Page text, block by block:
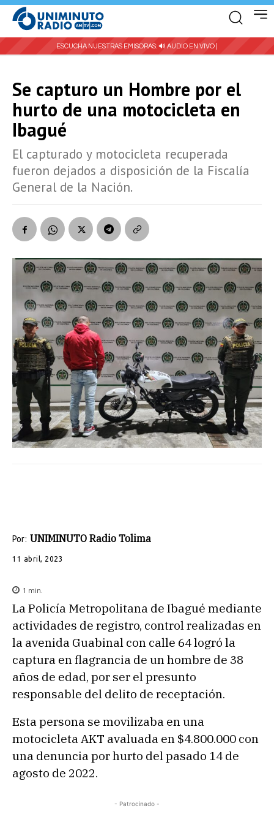
ESCUCHA NUESTRAS EMISORAS: 🔊 AUDIO EN VIVO |
Se capturo un Hombre por el
hurto de una motocicleta en
Ibagué
El capturado y motocicleta recuperada
fueron dejados a disposición de la Fiscalía
General de la Nación.
Por: UNIMINUTO Radio Tolima
11 abril, 2023
1 min.
La Policía Metropolitana de Ibagué mediante
actividades de registro, control realizadas en
la avenida Guabinal con calle 64 logró la
captura en flagrancia de un hombre de 38
años de edad, por ser el presunto
responsable del delito de receptación.
Esta persona se movilizaba en una
motocicleta AKT avaluada en $4.800.000 con
una denuncia por hurto del pasado 14 de
agosto de 2022.
- Patrocinado -